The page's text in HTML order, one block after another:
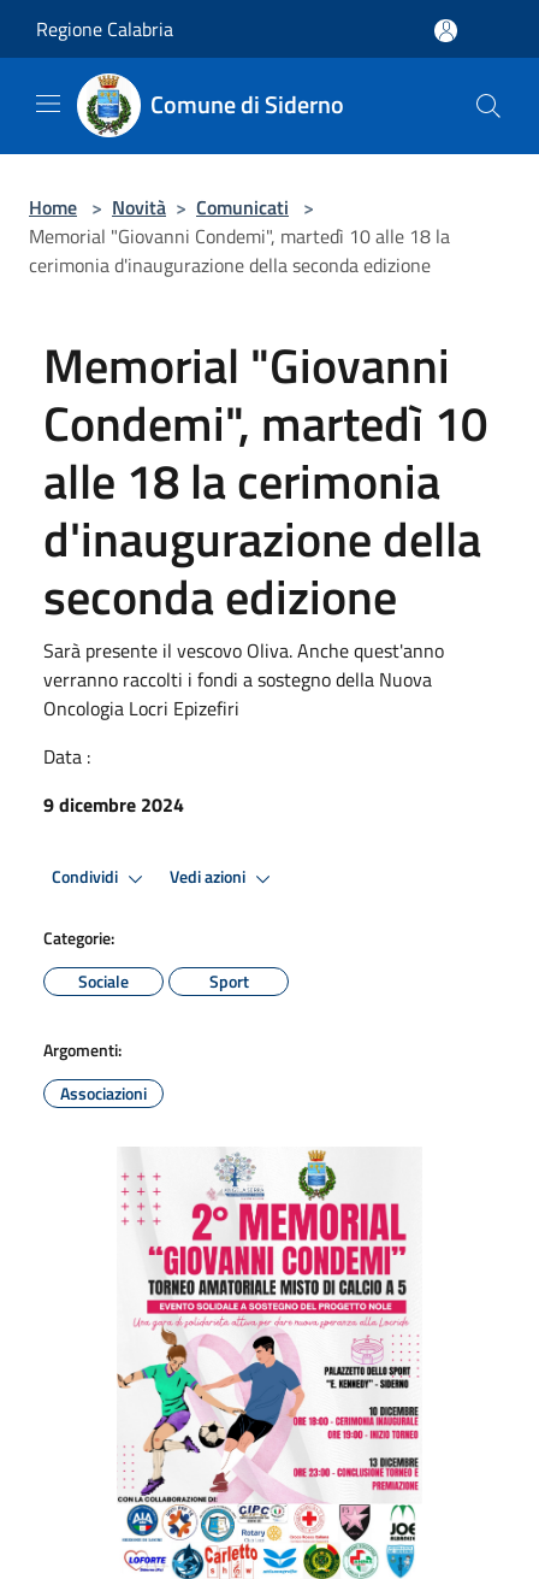
Regione Calabria
Comune di Siderno
Home > Novità > Comunicati >
Memorial "Giovanni Condemi", martedì 10 alle 18 la
cerimonia d'inaugurazione della seconda edizione
Memorial "Giovanni
Condemi", martedì 10
alle 18 la cerimonia
d'inaugurazione della
seconda edizione
Sarà presente il vescovo Oliva. Anche quest'anno
verranno raccolti i fondi a sostegno della Nuova
Oncologia Locri Epizefiri
Data :
9 dicembre 2024
Condividi Vedi azioni
Categorie:
Sociale
Sport
Argomenti:
Associazioni